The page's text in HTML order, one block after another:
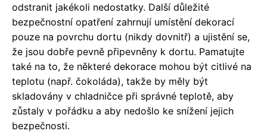
odstranit jakékoli nedostatky. Další důležité
bezpečnostní opatření zahrnují umístění dekorací
pouze na povrchu dortu (nikdy dovnitř) a ujistění se,
že jsou dobře pevně připevněny k dortu. Pamatujte
také na to, že některé dekorace mohou být citlivé na
teplotu (např. čokoláda), takže by měly být
skladovány v chladničce při správné teplotě, aby
zůstaly v pořádku a aby nedošlo ke snížení jejich
bezpečnosti.